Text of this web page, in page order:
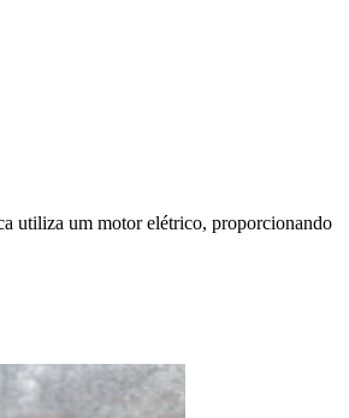
utiliza um motor elétrico, proporcionando